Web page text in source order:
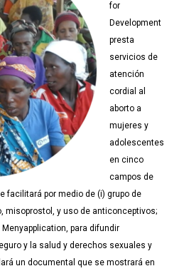
for
Development
presta
servicios de
atención
cordial al
aborto a
mujeres y
adolescentes
en cinco
campos de
facilitará por medio de (i) grupo de
misoprostol, y uso de anticonceptivos;
para difundir
y la salud y derechos sexuales y
un documental que se mostrará en